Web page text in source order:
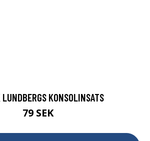
KONSOLINSATS
79 SEK